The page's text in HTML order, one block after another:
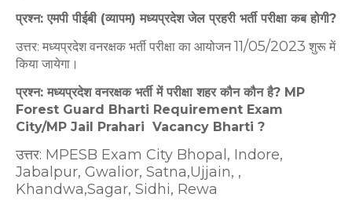
प्रश्न: एमपी पीईबी (व्यापम) मध्यप्रदेश जेल प्रहरी भर्ती परीक्षा कब होगी?
उत्तर: मध्यप्रदेश वनरक्षक भर्ती परीक्षा का आयोजन11/05/2023 शुरू में
किया जायेगा।
प्रश्न: मध्यप्रदेश वनरक्षक भर्ती में परीक्षा शहर कौन कौन है? MP
Forest Guard Bharti Requirement Exam
City/MP Jail Prahari Vacancy Bharti ?
उत्तर: MPESB Exam City Bhopal, Indore,
Jabalpur, Gwalior, Satna,Ujjain, ,
Khandwa,Sagar, Sidhi, Rewa